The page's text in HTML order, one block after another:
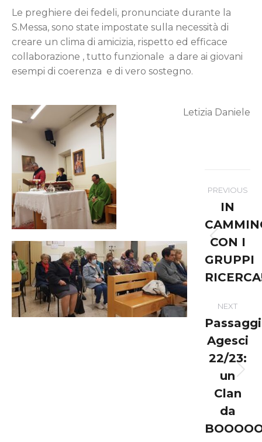
Le preghiere dei fedeli, pronunciate durante la
S.Messa, sono state impostate sulla necessità di
creare un clima di amicizia, rispetto ed efficace
collaborazione , tutto funzionale a dare ai giovani
esempi di coerenza e di vero sostegno.
Letizia Daniele
Post
navigation
PREVIOUS
post:
IN
CON I
GRUPPI
NEXT
Next
post:
Passaggi
Agesci
22/23:
un
Clan
da